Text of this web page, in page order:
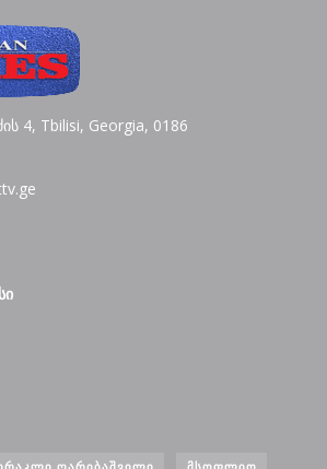
4, Tbilisi, Georgia, 0186